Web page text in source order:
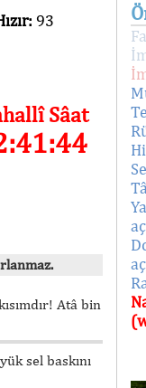
93
Sâat
Atâ bin
sel baskını